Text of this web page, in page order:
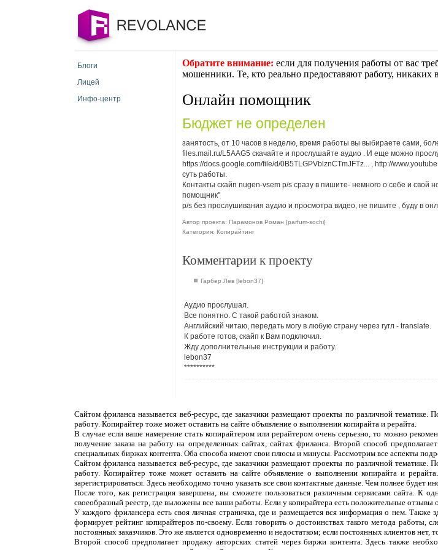
Блоги
Лицей
Инфо-центр
Обратите внимание: если для получения работы от вас
мошенники. Те, кто реально предоставяют работу, никаких
Онлайн помощник
Бюджет не определен
занятость, от 10 часов в неделю, время работы вы выбираете сами,
files.mail.ru/L5AAG5 скачайте и прослушайте аудио . И еще можно
https://docs.google.com/file/d/0B5TLGPVblznCTmJFTz... , http://
суть работы.
Контакты скайп nugen-vsem p/s сразу в пишите- немного о себе и свой
помощник"
p/s без прослушивания аудио и просмотра видео, не пишите , буду в
Автор проекта: Парамонов Роман [parfum-sochi]
Категория: Копирайтинг
Комментарии к проекту
Гарбер Лев [lebon37]
Аудио прослушал.
Все понятно. С такой работой знаком.
Английский читаю, передать могу в любую страну через гугл - translate.
К работе готов, скайп к Вам подключил.
Жду дополнительные инструкции и работу.
lebon37
**********
Сайтом фриланса называется веб-ресурс, где заказчики размещают проекты по различной
работу. Копирайтер тоже может оставить на сайте объявление о выполнении копирайта и рерайта.
В случае если ваше намерение стать копирайтером или рерайтером очень серьезно, то можно
получение заказа на работу на определенных сайтах, сайтах фриланса. Второй способ
специальных биржах контента. Оба способа имеют свои плюсы и минусы. Рассмотрим все аспекты
Сайтом фриланса называется веб-ресурс, где заказчики размещают проекты по различной
работу. Копирайтер тоже может оставить на сайте объявление о выполнении копирайта и
зарегистрироваться. Здесь необходимо точно указать все свои контактные данные. Чем полнее будет
После того, как регистрация завершена, вы сможете пользоваться различным сервисами сайта. К
своеобразный реестр, где выложены все ваши работы. Если у копирайтера есть положительные
У каждого фрилансера есть своя личная страничка, где и размещается вся информация о нем.
формирует рейтинг копирайтеров по-своему. Если говорить о достоинствах такого метода работы,
постоянных заказчиков. Это же является одновременно и недостатком; если постоянных клиентов нет,
Второй способ предполагает продажу авторских статей через биржи контента. Здесь также